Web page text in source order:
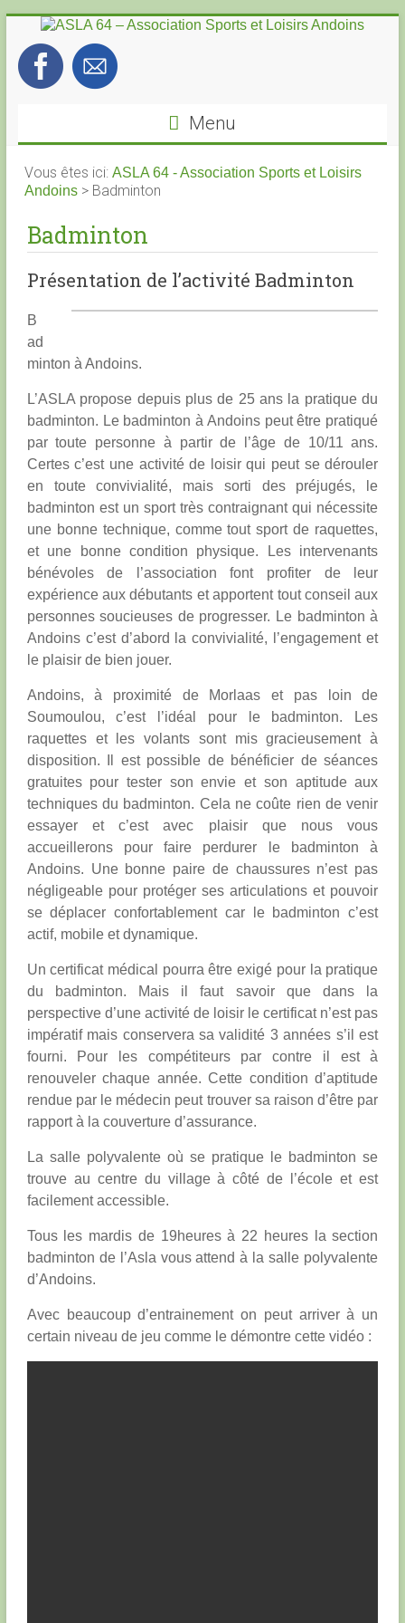
content
ASLA
Association
et
Loisirs
Andoins
Menu
Vous êtes ici: ASLA 64 - Association Sports et Loisirs
Andoins> Badminton
Badminton
Présentation de l’activité Badminton
B
ad
minton à Andoins.
L’ASLA propose depuis plus de 25 ans la pratique du
badminton. Le badminton à Andoins peut être pratiqué
par toute personne à partir de l’âge de 10/11 ans.
Certes c’est une activité de loisir qui peut se dérouler
en toute convivialité, mais sorti des préjugés, le
badminton est un sport très contraignant qui nécessite
une bonne technique, comme tout sport de raquettes,
et une bonne condition physique. Les intervenants
bénévoles de l’association font profiter de leur
expérience aux débutants et apportent tout conseil aux
personnes soucieuses de progresser. Le badminton à
Andoins c’est d’abord la convivialité, l’engagement et
le plaisir de bien jouer.
Andoins, à proximité de Morlaas et pas loin de
Soumoulou, c’est l’idéal pour le badminton. Les
raquettes et les volants sont mis gracieusement à
disposition. Il est possible de bénéficier de séances
gratuites pour tester son envie et son aptitude aux
techniques du badminton. Cela ne coûte rien de venir
essayer et c’est avec plaisir que nous vous
accueillerons pour faire perdurer le badminton à
Andoins. Une bonne paire de chaussures n’est pas
négligeable pour protéger ses articulations et pouvoir
se déplacer confortablement car le badminton c’est
actif, mobile et dynamique.
Un certificat médical pourra être exigé pour la pratique
du badminton. Mais il faut savoir que dans la
perspective d’une activité de loisir le certificat n’est pas
impératif mais conservera sa validité 3 années s’il est
fourni. Pour les compétiteurs par contre il est à
renouveler chaque année. Cette condition d’aptitude
rendue par le médecin peut trouver sa raison d’être par
rapport à la couverture d’assurance.
La salle polyvalente où se pratique le badminton se
trouve au centre du village à côté de l’école et est
facilement accessible.
Tous les mardis de 19heures à 22 heures la section
badminton de l’Asla vous attend à la salle polyvalente
d’Andoins.
Avec beaucoup d’entrainement on peut arriver à un
certain niveau de jeu comme le démontre cette vidéo :